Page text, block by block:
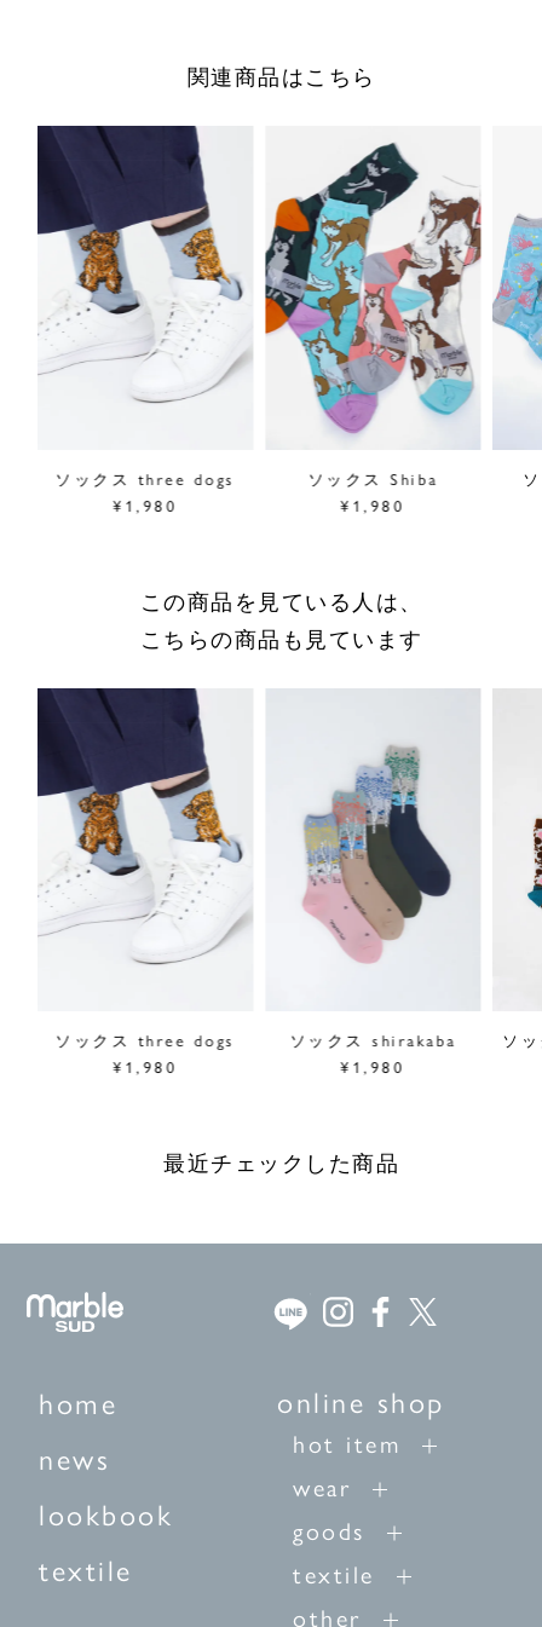
うな景色が広がります。
デザインです。
柔らかくて伸びの良い履き心地で、季節問わずにお使いいた
だけるソックス。
足元を華やかに彩り、シンプルコーデのポイントに。
綺麗な色合いのソックスはギフトにもオススメです。
足のサイズ／23.0~25.0cm
かかとからの長さ 18cm
素材／ナイロン44%、綿39%、アクリル17%
採寸について
ショッピングガイドはこちら
サイズをお悩みの方へ
関連商品はこちら
ソックス three dogs
¥1,980
ソックス Shiba
¥1,980
この商品を見ている人は、
こちらの商品も見ています
ソックス three dogs
¥1,980
ソックス shirakaba
¥1,980
ソ
最近チェックした商品
home
news
lookbook
textile
online shop
hot item
wear
goods
textile
other